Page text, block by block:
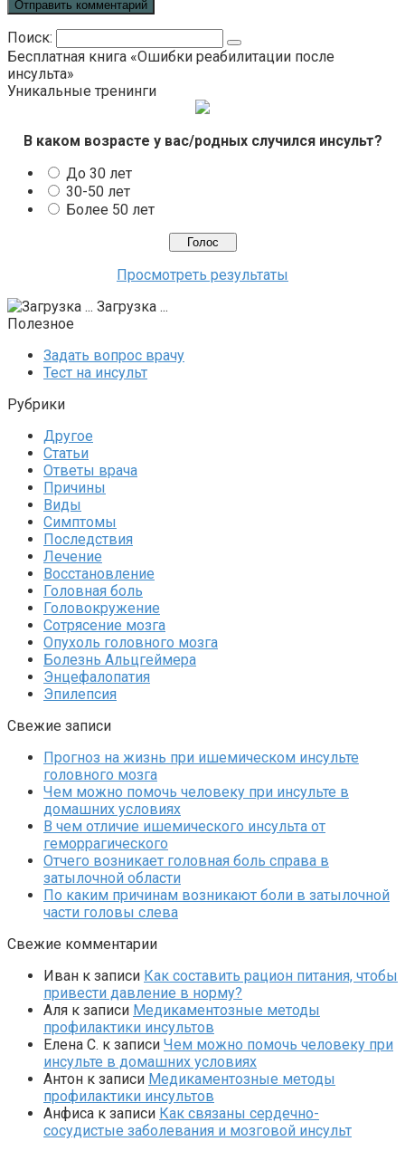
Поиск:
Бесплатная книга «Ошибки реабилитации после
инсульта»
Уникальные тренинги
В каком возрасте у вас/родных случился инсульт?
До 30 лет
30-50 лет
Более 50 лет
Просмотреть результаты
Загрузка ...
Полезное
Задать вопрос врачу
Тест на инсульт
Рубрики
Другое
Статьи
Ответы врача
Причины
Виды
Симптомы
Последствия
Лечение
Восстановление
Головная боль
Головокружение
Сотрясение мозга
Опухоль головного мозга
Болезнь Альцгеймера
Энцефалопатия
Эпилепсия
Свежие записи
Прогноз на жизнь при ишемическом инсульте
головного мозга
Чем можно помочь человеку при инсульте в
домашних условиях
В чем отличие ишемического инсульта от
геморрагического
Отчего возникает головная боль справа в
затылочной области
По каким причинам возникают боли в затылочной
части головы слева
Свежие комментарии
Иван к записи Как составить рацион питания, чтобы
привести давление в норму?
Аля к записи Медикаментозные методы
профилактики инсультов
Елена С. к записи Чем можно помочь человеку при
инсульте в домашних условиях
Антон к записи Медикаментозные методы
профилактики инсультов
Анфиса к записи Как связаны сердечно-
сосудистые заболевания и мозговой инсульт